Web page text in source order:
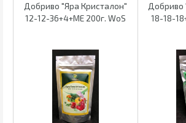
Добриво "Яра Кристалон"
12-12-36+4+МЕ 200г. WoS
Добриво
18-18-